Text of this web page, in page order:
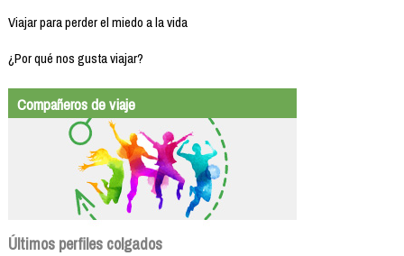
Viajar para perder el miedo a la vida
¿Por qué nos gusta viajar?
Compañeros de viaje
Últimos perfiles colgados